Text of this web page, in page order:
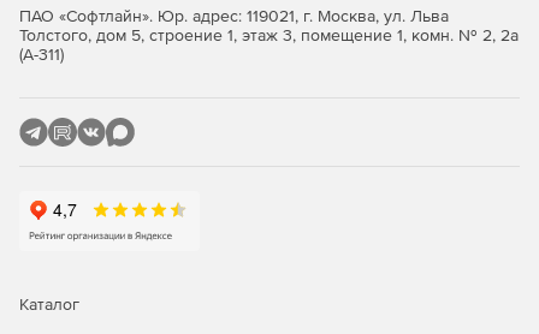
ПАО «Софтлайн». Юр. адрес: 119021, г. Москва, ул. Льва
Толстого, дом 5, строение 1, этаж 3, помещение 1, комн. № 2, 2а
(А-311)
Каталог